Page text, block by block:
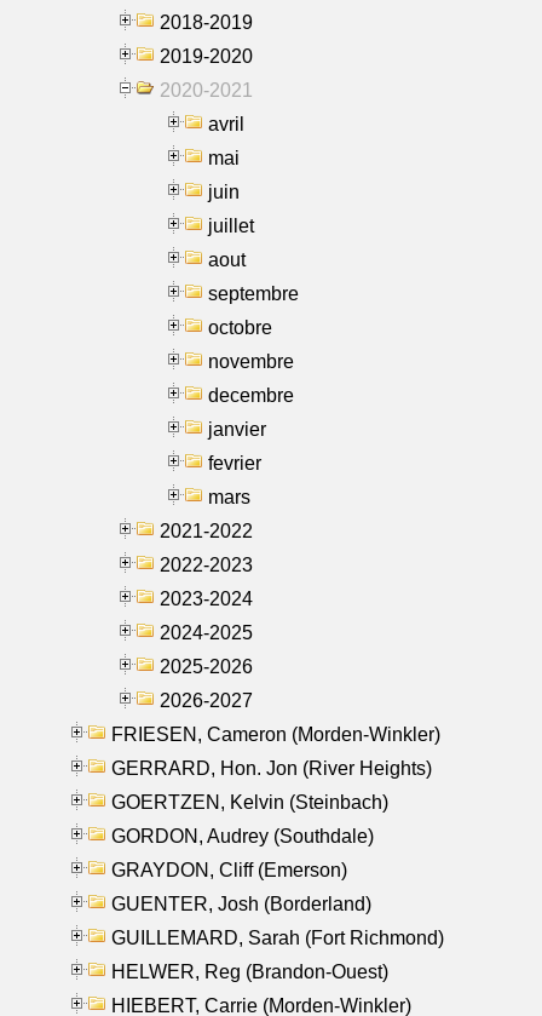
2018-2019
2019-2020
2020-2021
avril
mai
juin
juillet
aout
septembre
octobre
novembre
decembre
janvier
fevrier
mars
2021-2022
2022-2023
2023-2024
2024-2025
2025-2026
2026-2027
FRIESEN, Cameron (Morden-Winkler)
GERRARD, Hon. Jon (River Heights)
GOERTZEN, Kelvin (Steinbach)
GORDON, Audrey (Southdale)
GRAYDON, Cliff (Emerson)
GUENTER, Josh (Borderland)
GUILLEMARD, Sarah (Fort Richmond)
HELWER, Reg (Brandon-Ouest)
HIEBERT, Carrie (Morden-Winkler)